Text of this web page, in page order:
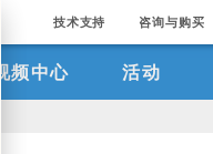
技术支持 咨询与购买
视频中心 活动